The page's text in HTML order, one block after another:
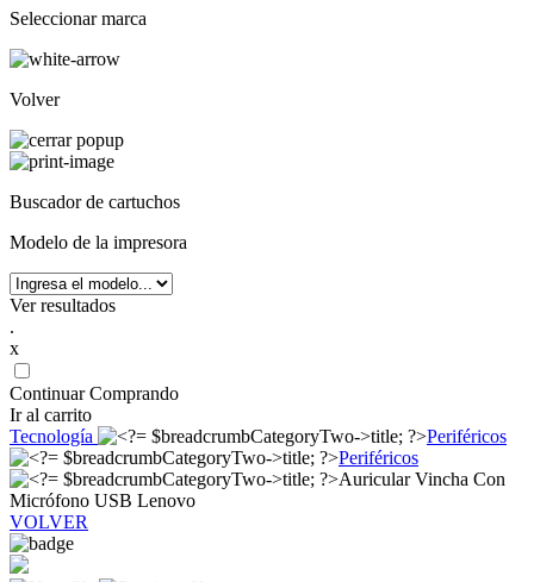
Seleccionar marca
Volver
Buscador de cartuchos
Modelo de la impresora
Ver resultados
.
x
Continuar Comprando
Ir al carrito
Tecnología
Periféricos
Periféricos
Auricular Vincha Con
Micrófono USB Lenovo
VOLVER